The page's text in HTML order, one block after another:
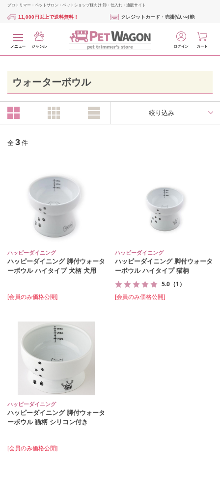
プロトリマー・ペットサロン・ペットショップ様向け 卸・仕入れ・通販サイト
11,000円以上で送料無料！ クレジットカード・売掛払い可能
メニュー ジャンル ログイン カート
ウォーターボウル
絞り込み
全 3 件
ハッピーダイニング
ハッピーダイニング 脚付ウォータ
ーボウル ハイタイプ 犬柄 犬用
[会員のみ価格公開]
ハッピーダイニング
ハッピーダイニング 脚付ウォータ
ーボウル ハイタイプ 猫柄
5.0 （1）
[会員のみ価格公開]
ハッピーダイニング
ハッピーダイニング 脚付ウォータ
ーボウル 猫柄 シリコン付き
[会員のみ価格公開]